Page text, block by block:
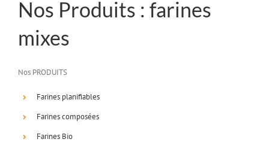
Nos Produits : farines
mixes
Nos PRODUITS
Farines planifiables
Farines composées
Farines Bio